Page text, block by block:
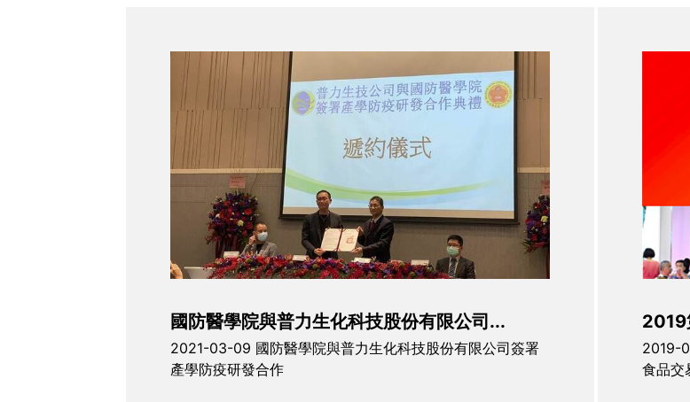
國防醫學院與普力生化科技股份有限公司...
2021-03-09 國防醫學院與普力生化科技股份有限公司簽署
產學防疫研發合作
2019
2019-
食品交